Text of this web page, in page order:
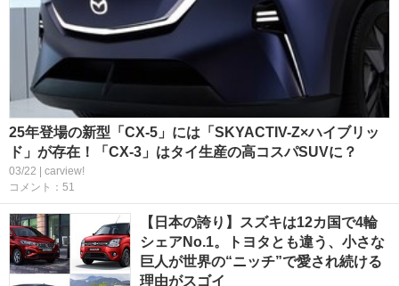
25年登場の新型「CX-5」には「SKYACTIV-Z×ハイブリッ
ド」が存在！「CX-3」はタイ生産の高コスパSUVに？
03/22 | carview!
コメント：51
【日本の誇り】スズキは12カ国で4輪
シェアNo.1。トヨタとも違う、小さな
巨人が世界の“ニッチ”で愛され続ける
理由がスゴイ